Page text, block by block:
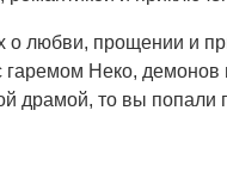
любви, прощении и
Неко, демонов
драмой, то вы попали